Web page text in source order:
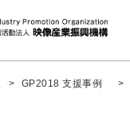
> GP2018 支援事例 >